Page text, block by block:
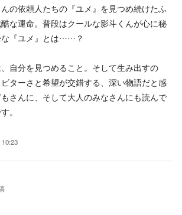
の依頼人たちの『ユメ』を見つめ続けたふ
な運命。普段はクールな影斗くんが心に秘
な『ユメ』とは……？
自分を見つめること。そして生み出すの
ターさと希望が交錯する、深い物語だと感
さんに、そして大人のみなさんにも読んで
。